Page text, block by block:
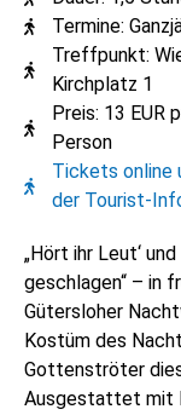
Termine:
Treffpunkt:
Kirchplatz 1
Preis: 13 EUR
Person
Tickets online
der Tourist-
„Hört ihr Leut‘
geschlagen“ – in
Gütersloher
Kostüm des
Gottenströter
Ausgestattet mit